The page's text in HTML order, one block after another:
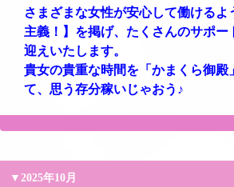
さまざまな女性が安心して働けるよ
主義！】を掲げ、たくさんのサポー
迎えいたします。
貴女の貴重な時間を「かまくら御殿
て、思う存分稼いじゃおう♪
▼2025年10月